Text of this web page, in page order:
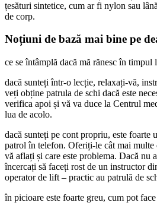
țesături sintetice, cum ar fi nylon sau
de corp.
Noțiuni de bază mai bine pe
ce se întâmplă dacă mă rănesc în timpul
dacă sunteți într-o lecție, relaxați-vă,
veți obține patrula de schi dacă este
verifica apoi și vă va duce la Centrul
lua de acolo.
dacă sunteți pe cont propriu, este foarte
patrol în telefon. Oferiți-le cât mai multe
vă aflați și care este problema. Dacă nu
încercați să faceți rost de un instructor
operator de lift – practic au patrulă de
în picioare este foarte greu, cum pot